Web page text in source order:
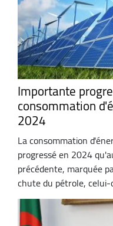
Importante
consommation
2024
La consommation
progressé en 2024
précédente, marquée
chute du pétrole, celui-